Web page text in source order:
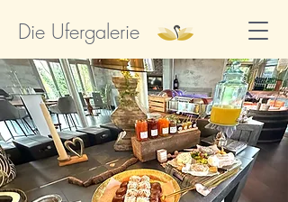
Die Ufergalerie